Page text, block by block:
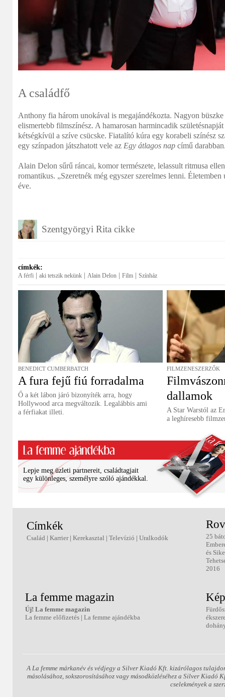
A családfő
Anthony fia három unokával is megajándékozta. Nagyon
elismertebb filmszínész. A hamarosan harmincadik
kétségkívül a szíve csücske. Fiatalító kúra egy korabeli színész
egy színpadon játszhatott vele az Egy átlagos nap című
Alain Delon sűrű ráncai, komor természete, lelassult ritmusa
romantikus. „Szeretnék még egyszer szerelmes lenni.
éve.
Szentgyörgyi Rita cikke
címkék:
A férfi aki tetszik nekünk Alain Delon Film Színház
BENEDICT CUMBERBATCH
A fura fejű fiú forradalma
Ő a két lábon járó bizonyíték arra, hogy
Hollywood arca megváltozik. Legalábbis ami
a férfiakat illeti.
FILMZENESZERZŐK
dallamok
A Star Warstól az
a leghíresebb
Lepje meg üzleti partnereit, családtagjait
egy különleges, személyre szóló ajándékkal.
Címkék
Család | Karrier| Kerekasztal | Televízió | Uralkodók
25
és
2016
La femme magazin
Új! La femme magazin
La femme előfizetés | La femme ajándékba
A La femme márkanév és védjegy a Silver Kiadó Kft. kizárólagos
másolásához, sokszorosításához vagy másodközléséhez a Silver
cselekmények a